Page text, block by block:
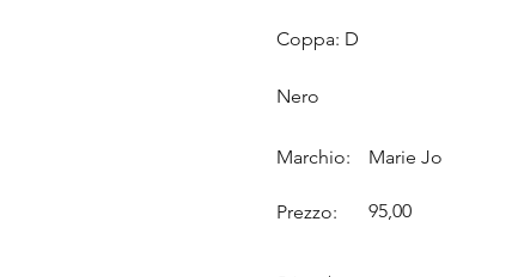
Coppa: D
Nero
Marchio: Marie Jo
Prezzo: 95,00